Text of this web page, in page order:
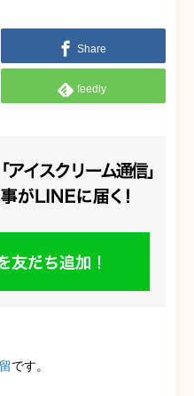
Share
feedly
です。